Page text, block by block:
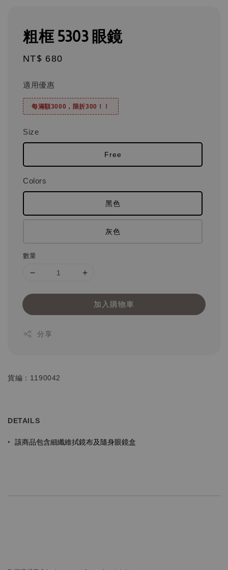
粗框 5303 眼鏡
Regular
NT$ 680
適用優惠
每滿額3000，限折300！！
Size
Free
Colors
黑色
灰色
數量
加入購物車
分享
貨編：1190042
DETAILS
• 該商品包含細纖維拭鏡布及隨身眼鏡盒